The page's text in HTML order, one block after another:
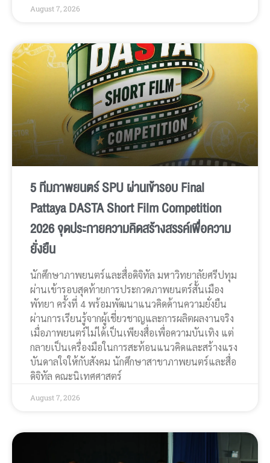
August 7, 2026
5 ทีมภาพยนตร์ SPU ผ่านเข้ารอบ Final
Pattaya DASTA Short Film Competition
2026 จุดประกายความคิดสร้างสรรค์เพื่อความ
ยั่งยืน
นักศึกษาภาพยนตร์และสื่อดิจิทัล มหาวิทยาลัยศรีปทุม
ผ่านเข้ารอบสุดท้ายการประกวดภาพยนตร์สั้นเมือง
พัทยา ครั้งที่ 4 พร้อมพัฒนาแนวคิดด้านความยั่งยืน
ผ่านการเรียนรู้จากผู้เชี่ยวชาญและการผลิตผลงานจริง
เมื่อภาพยนตร์ไม่ได้เป็นเพียงสื่อเพื่อความบันเทิง แต่
กลายเป็นเครื่องมือในการสะท้อนแนวคิดและสร้างแรง
บันดาลใจให้กับสังคม นักศึกษาสาขาภาพยนตร์และสื่อ
ดิจิทัล คณะนิเทศศาสตร์
August 7, 2026